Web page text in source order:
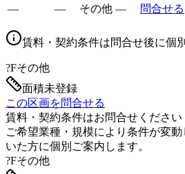
—
— その他 — 問合せる
賃料・契約条件は問合せ後に個
?Fその他
面積未登録
この区画を問合せる
賃料・契約条件はお問合せください
ご希望業種・規模により条件が変
いた方に個別ご案内します。
?Fその他